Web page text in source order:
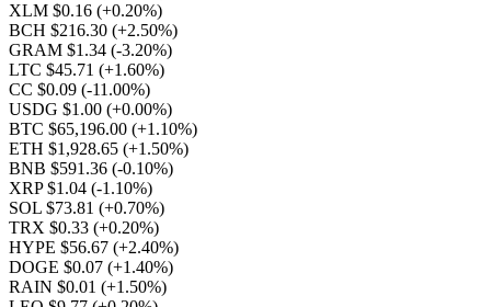
XLM $0.16 (+0.20%)
BCH $216.30 (+2.50%)
GRAM $1.34 (-3.20%)
LTC $45.71 (+1.60%)
CC $0.09 (-11.00%)
USDG $1.00 (+0.00%)
BTC $65,196.00 (+1.10%)
ETH $1,928.65 (+1.50%)
BNB $591.36 (-0.10%)
XRP $1.04 (-1.10%)
SOL $73.81 (+0.70%)
TRX $0.33 (+0.20%)
HYPE $56.67 (+2.40%)
DOGE $0.07 (+1.40%)
RAIN $0.01 (+1.50%)